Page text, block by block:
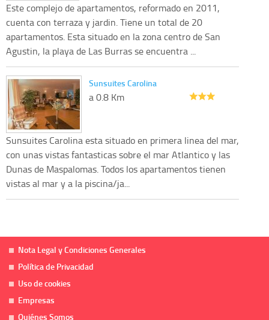
Este complejo de apartamentos, reformado en 2011,
cuenta con terraza y jardin. Tiene un total de 20
apartamentos. Esta situado en la zona centro de San
Agustin, la playa de Las Burras se encuentra ...
Sunsuites Carolina
a 0.8 Km
Sunsuites Carolina esta situado en primera linea del mar,
con unas vistas fantasticas sobre el mar Atlantico y las
Dunas de Maspalomas. Todos los apartamentos tienen
vistas al mar y a la piscina/ja...
Nota Legal y Condiciones Generales
Política de Privacidad
Uso de cookies
Empresas
Quiénes Somos